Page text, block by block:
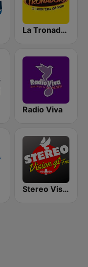
La Tronadora
Radio Viva
Stereo Vision